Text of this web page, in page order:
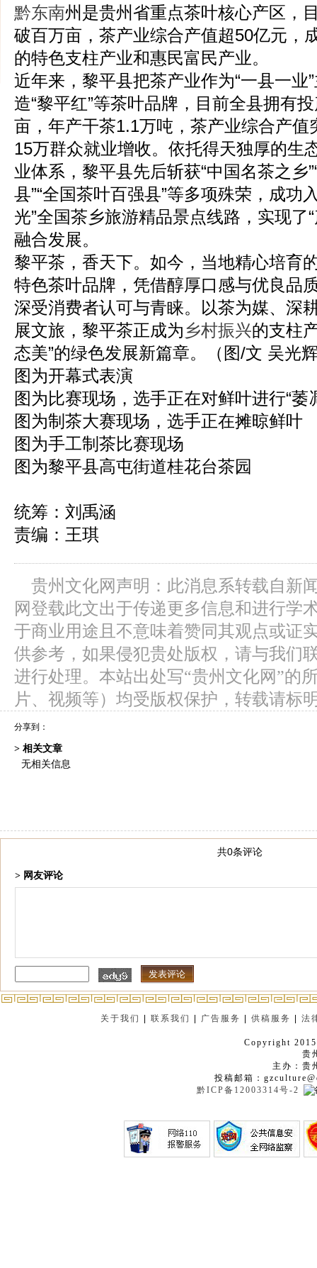
黔东南州是贵州省重点茶叶核心产区，
破百万亩，茶产业综合产值超50亿元，
的特色支柱产业和惠民富民产业。
近年来，黎平县把茶产业作为“一县一业
造“黎平红”等茶叶品牌，目前全县拥有
亩，年产干茶1.1万吨，茶产业综合产值
15万群众就业增收。依托得天独厚的生
业体系，黎平县先后斩获“中国名茶之乡
县”“全国茶叶百强县”等多项殊荣，成功
光”全国茶乡旅游精品景点线路，实现了“
融合发展。
黎平茶，香天下。如今，当地精心培育
特色茶叶品牌，凭借醇厚口感与优良品
深受消费者认可与青睐。以茶为媒、深
展文旅，黎平茶正成为乡村振兴的支柱
态美”的绿色发展新篇章。（图/文 吴光
图为开幕式表演
图为比赛现场，选手正在对鲜叶进行“萎
图为制茶大赛现场，选手正在摊晾鲜叶
图为手工制茶比赛现场
图为黎平县高屯街道桂花台茶园
统筹：刘禹涵
责编：王琪
贵州文化网声明：此消息系转载自新
网登载此文出于传递更多信息和进行学
于商业用途且不意味着赞同其观点或证
供参考，如果侵犯贵处版权，请与我们
进行处理。本站出处写“贵州文化网”的
片、视频等）均受版权保护，转载请标
分享到：
> 相关文章
无相关信息
共0条评论
> 网友评论
关于我们 |联系我们 广告服务 |供稿服务 |法
Copyright
贵
主办：贵
投稿邮箱：
黔ICP备12003314号-2